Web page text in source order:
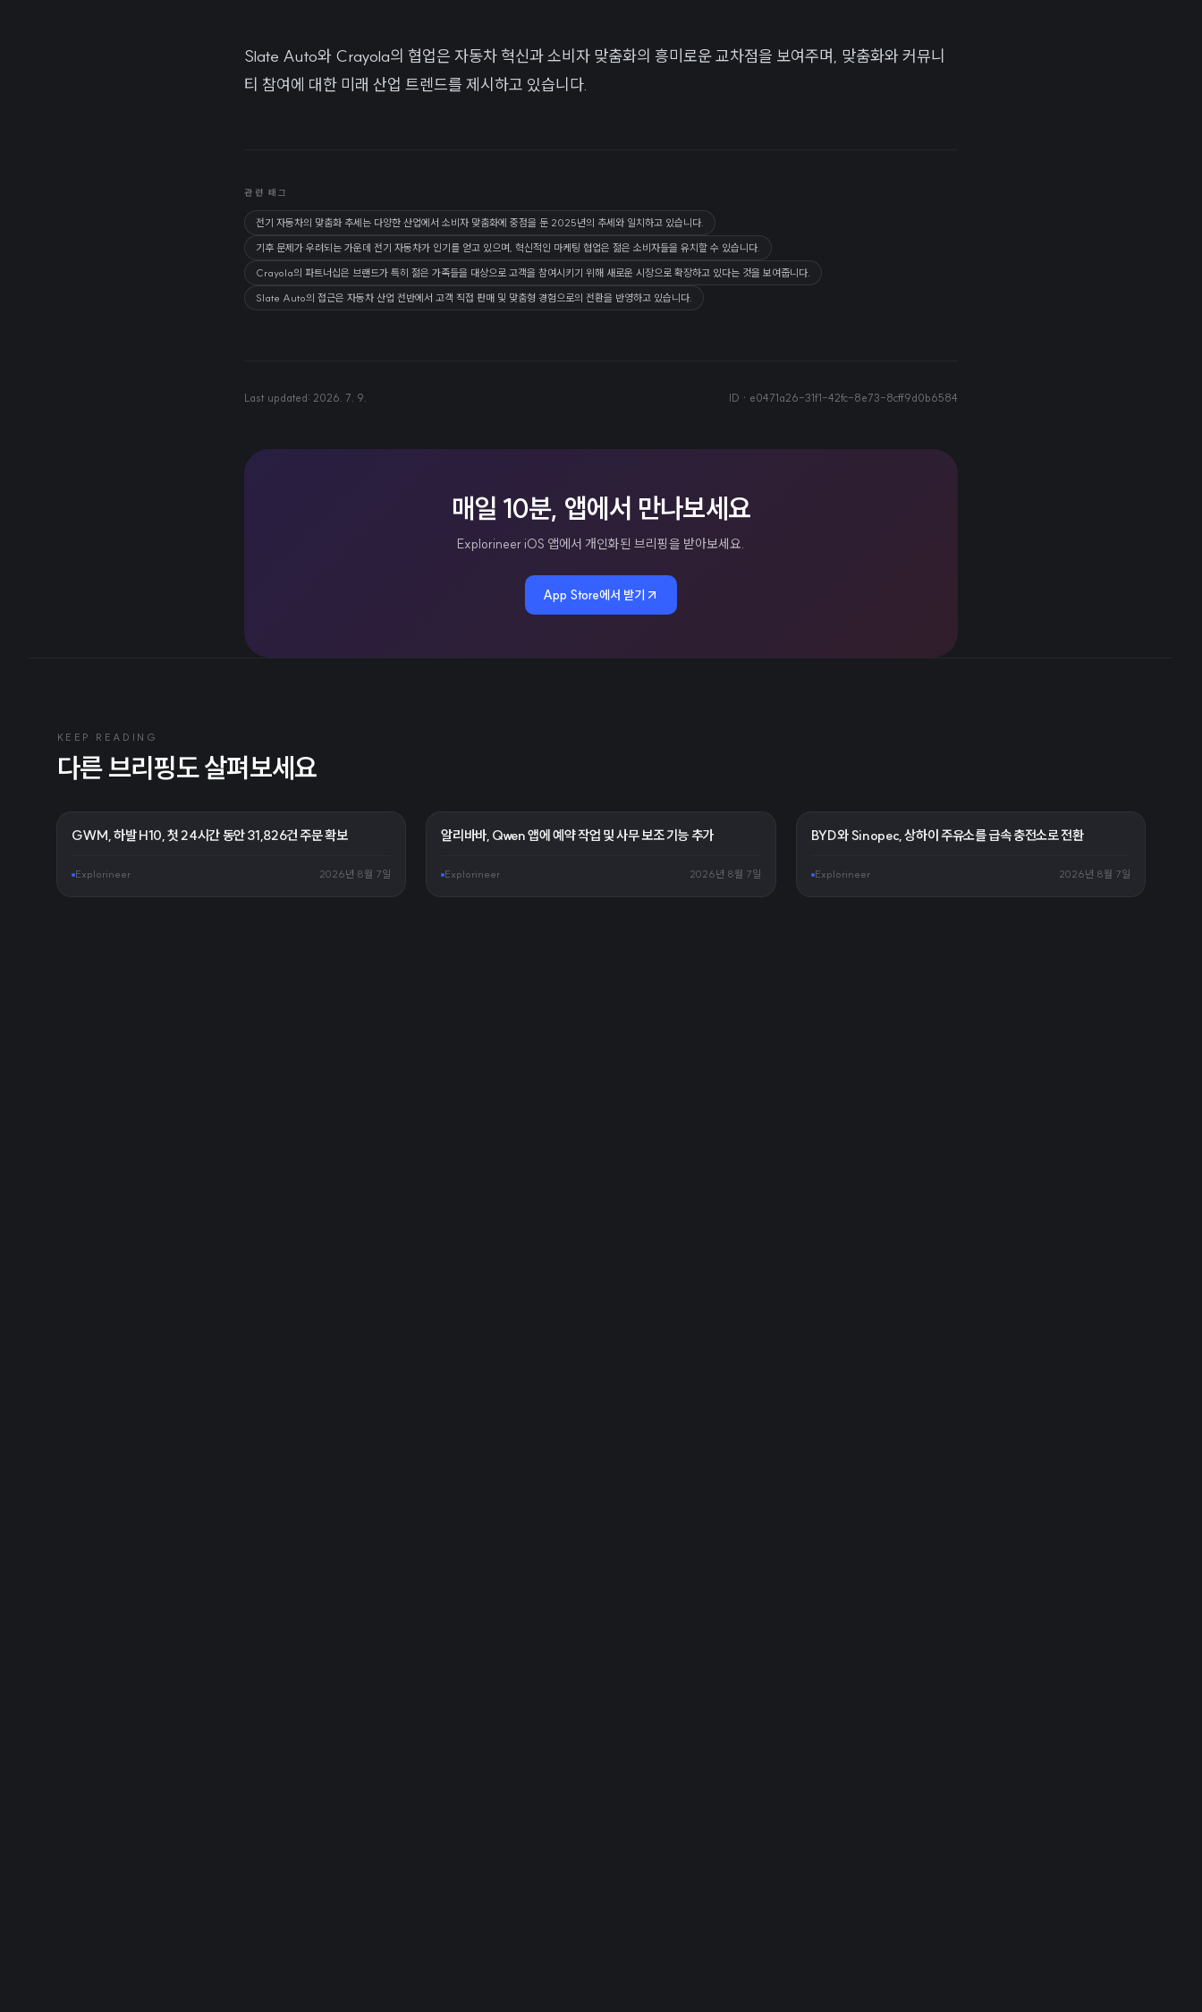
Slate Auto와 Crayola의 협업은 자동차 혁신과 소비자 맞춤화의 흥미로운 교차점을 보여주며, 맞춤화와 커뮤니
티 참여에 대한 미래 산업 트렌드를 제시하고 있습니다.
관련 태그
전기 자동차의 맞춤화 추세는 다양한 산업에서 소비자 맞춤화에 중점을 둔 2025년의 추세와 일치하고 있습니다.
기후 문제가 우려되는 가운데 전기 자동차가 인기를 얻고 있으며, 혁신적인 마케팅 협업은 젊은 소비자들을 유치할 수 있습니다.
Crayola의 파트너십은 브랜드가 특히 젊은 가족들을 대상으로 고객을 참여시키기 위해 새로운 시장으로 확장하고 있다는 것을 보여줍니다.
Slate Auto의 접근은 자동차 산업 전반에서 고객 직접 판매 및 맞춤형 경험으로의 전환을 반영하고 있습니다.
Last updated: 2026. 7. 9. ID · e0471a26-31f1-42fc-8e73-8cff9d0b6584
매일 10분, 앱에서 만나보세요
Explorineer iOS 앱에서 개인화된 브리핑을 받아보세요.
App Store에서 받기
KEEP READING
다른 브리핑도 살펴보세요
GWM, 하발 H10, 첫 24시간 동안 31,826건 주문 확보
Explorineer 2026년 8월 7일
알리바바, Qwen 앱에 예약 작업 및 사무 보조 기능 추가
Explorineer 2026년 8월 7일
BYD와 Sinopec, 상하이 주유소를 급속 충전소로 전환
Explorineer 2026년 8월 7일